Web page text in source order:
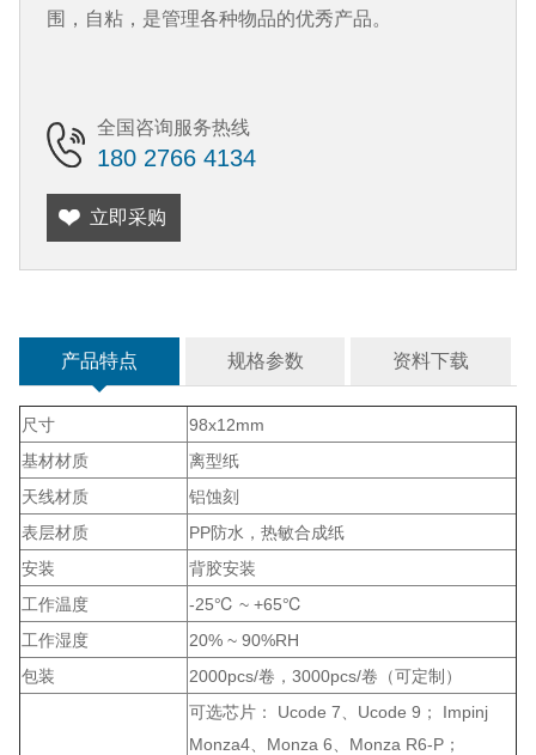
围，自粘，是管理各种物品的优秀产品。
全国咨询服务热线
180 2766 4134
立即采购
产品特点 规格参数 资料下载
尺寸
98x12mm
基材材质
离型纸
天线材质
铝蚀刻
表层材质
PP防水，热敏合成纸
安装
背胶安装
工作温度
-25℃ ~ +65℃
工作湿度
20% ~ 90%RH
包装
2000pcs/卷，3000pcs/卷（可定制）
可选芯片： Ucode 7、Ucode 9； Impinj
Monza4、Monza 6、Monza R6-P；